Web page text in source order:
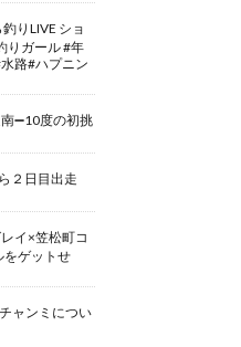
りLIVE ショ
りガール #年
路#ハプニン
➖10度の初挑
２日目出走
イ×笠松町コ
をゲットせ
ャンミについ